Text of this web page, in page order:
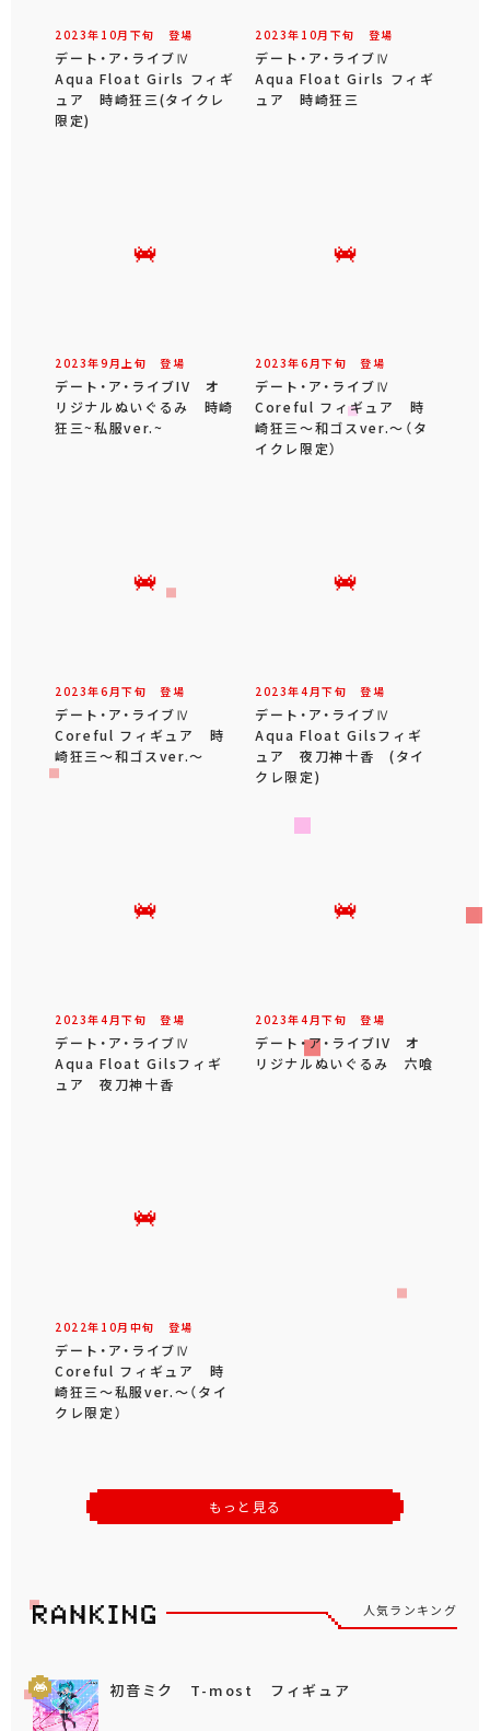
2023年 10月 下旬 登場
デート・ア・ライブⅣ
Aqua Float Girls フィギ
ュア 時崎狂三(タイクレ
限定)
2023年 10月 下旬 登場
デート・ア・ライブⅣ
Aqua Float Girls フィギ
ュア 時崎狂三
2023年9 月 上旬 登場
デート・ア・ライブIV オ
リジナルぬいぐるみ 時崎
狂三~私服ver.~
2023年6 月下旬 登場
デート・ア・ライブⅣ
Coreful フィギュア 時
崎狂三～和ゴスver.～（タ
イクレ限定）
2023年6 月下旬 登場
デート・ア・ライブⅣ
Coreful フィギュア 時
崎狂三～和ゴスver.～
2023年4 月下旬 登場
デート・ア・ライブⅣ
Aqua Float Gilsフィギ
ュア 夜刀神十香 (タイ
クレ限定)
2023年4 月下旬 登場
デート・ア・ライブⅣ
Aqua Float Gilsフィギ
ュア 夜刀神十香
2023年4 月下旬 登場
デート・ア・ライブIV オ
リジナルぬいぐるみ 六喰
2022年 10月 中旬 登場
デート・ア・ライブⅣ
Coreful フィギュア 時
崎狂三～私服ver.～（タイ
クレ限定）
もっと見る
人気ランキング
初音ミク T-most フィギュア